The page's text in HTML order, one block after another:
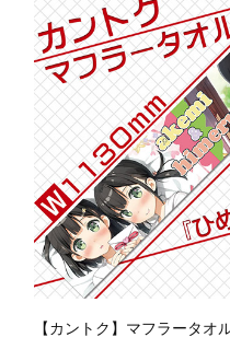
【カントク】マフラータオ